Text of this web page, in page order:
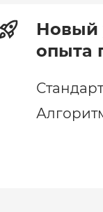
Новый
опыта